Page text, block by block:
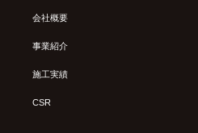
会社概要
事業紹介
施工実績
CSR